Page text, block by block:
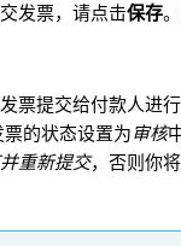
发票，请点击保存
票提交给付款人进
的状态设置为审核
重新提交，否则你